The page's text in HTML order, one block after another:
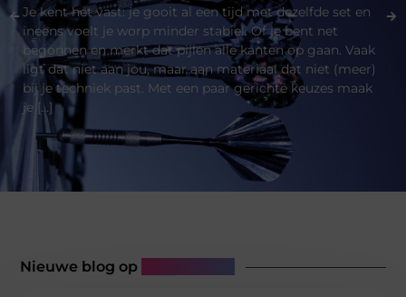
Je kent het vast: je gooit al een tijd met dezelfde set en
ineens voelt je worp minder stabiel. Of je bent net
begonnen en merkt dat pijlen alle kanten op gaan. Vaak
ligt dat niet aan jou, maar aan materiaal dat niet (meer)
bij je techniek past. Met een paar gerichte keuzes maak
je […]
Nieuwe blog op